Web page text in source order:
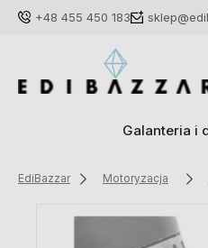
+48 455 450 183
Galanteria i
EdiBazzar Motoryzacja